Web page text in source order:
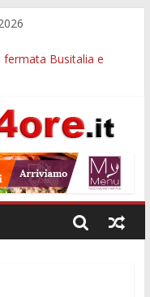
fermata Busitalia e
arresto a
euro per Comuni e
su strade, stazioni
per l’abbonamento